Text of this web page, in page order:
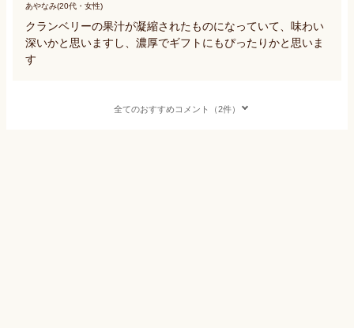
あやなみ(20代・女性)
クランベリーの果汁が凝縮されたものになっていて、味わい
深いかと思いますし、濃厚でギフトにもぴったりかと思いま
す
全てのおすすめコメント（2件）